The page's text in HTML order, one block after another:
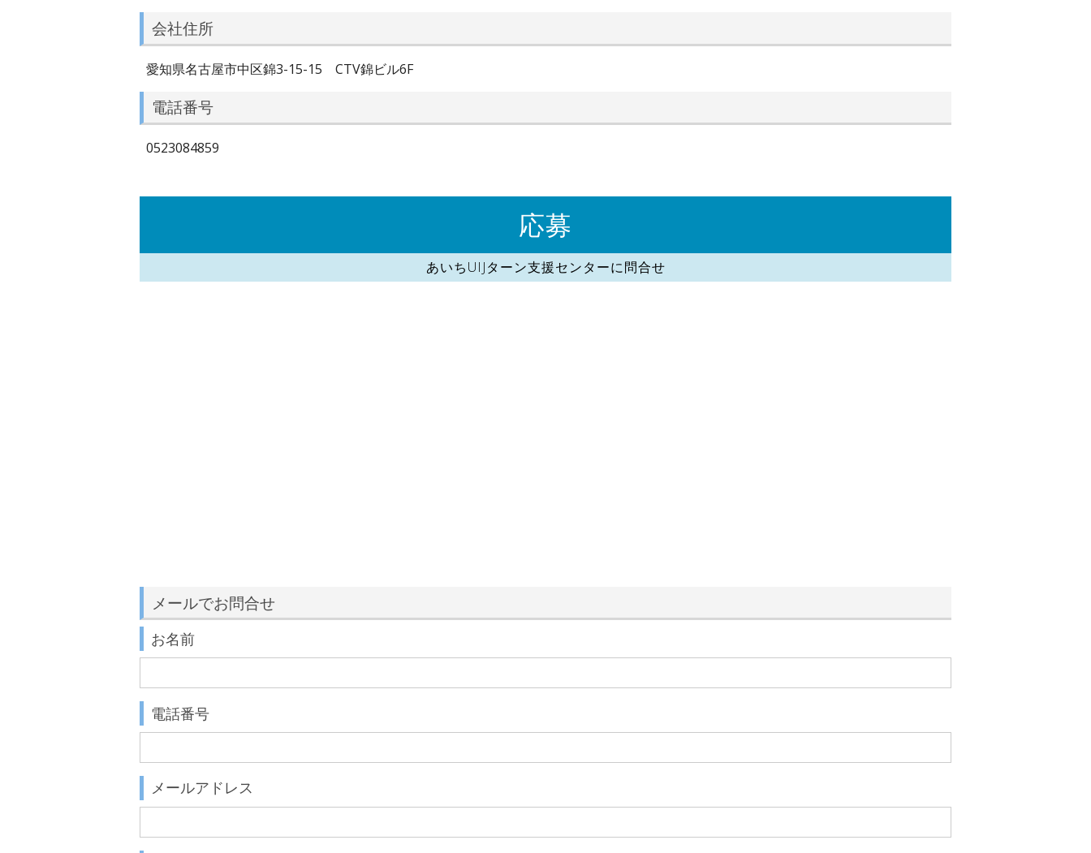
会社住所
愛知県名古屋市中区錦3-15-15 CTV錦ビル6F
電話番号
0523084859
応募
あいちUIJターン支援センターに問合せ
メールでお問合せ
お名前
電話番号
メールアドレス